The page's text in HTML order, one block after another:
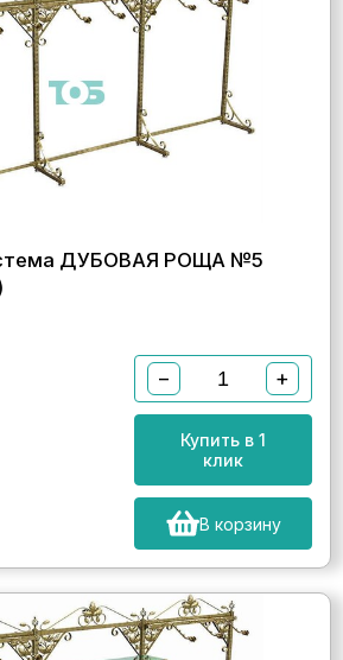
ДУБОВАЯ РОЩА №5
− +
Купить в 1
клик
В корзину